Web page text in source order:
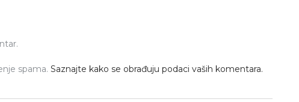
spama. Saznajte kako se obrađuju podaci vaših komentara.